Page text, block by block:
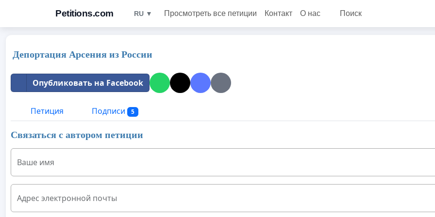
Petitions.com RU ▼ Просмотреть все петиции Контакт О нас Поиск
Депортация Арсения из России
Опубликовать на Facebook
Петиция Подписи 5
Связаться с автором петиции
Ваше имя
Адрес электронной почты